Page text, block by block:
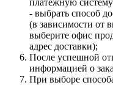
платежную
- выбрать способ
(в зависимости от
выберите офис
адрес доставки);
После успешной
информацией о
При выборе